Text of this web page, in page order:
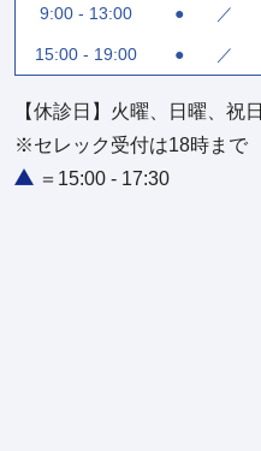
9:00 - 13:00 ● ／
15:00 - 19:00 ● ／
【休診日】火曜、日曜、祝日
※セレック受付は18時まで
＝15:00 - 17:30